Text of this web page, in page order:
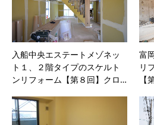
入船中央エステートメゾネッ
ト１、２階タイプのスケルト
ンリフォーム【第８回】クロ…
富
リ
【